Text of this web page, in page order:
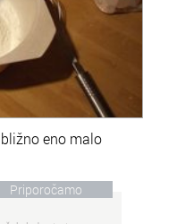
eno malo
Priporočamo